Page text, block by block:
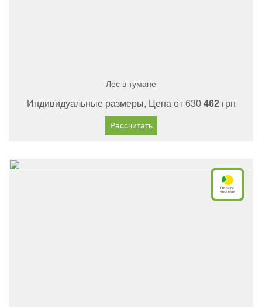
Лес в тумане
Индивидуальные размеры, Цена от630 462грн
Рассчитать